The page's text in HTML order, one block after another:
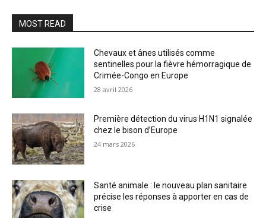
MOST READ
Chevaux et ânes utilisés comme
sentinelles pour la fièvre hémorragique de
Crimée-Congo en Europe
28 avril 2026
Première détection du virus H1N1 signalée
chez le bison d’Europe
24 mars 2026
Santé animale : le nouveau plan sanitaire
précise les réponses à apporter en cas de
crise